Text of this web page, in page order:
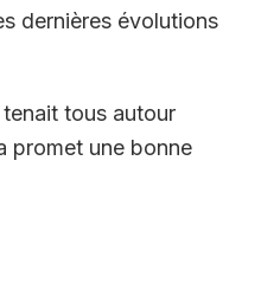
dernières évolutions
tous autour
promet une bonne